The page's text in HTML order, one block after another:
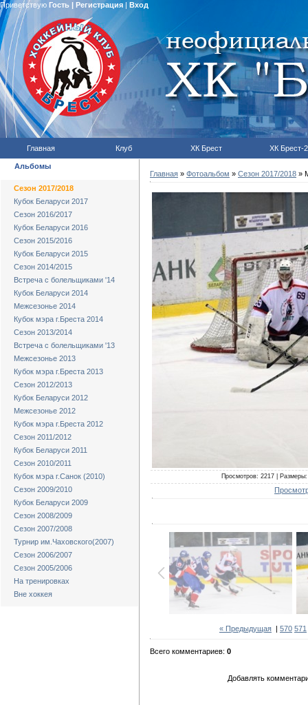
Приветствую Гость | Регистрация| Вход
Главная Клуб ХК Брест ХК Брест-2
Альбомы
Сезон 2017/2018
Кубок Беларуси 2017
Сезон 2016/2017
Кубок Беларуси 2016
Сезон 2015/2016
Кубок Беларуси 2015
Сезон 2014/2015
Встреча с болельщиками '14
Кубок Беларуси 2014
Межсезонье 2014
Кубок мэра г.Бреста 2014
Сезон 2013/2014
Встреча с болельщиками '13
Межсезонье 2013
Кубок мэра г.Бреста 2013
Сезон 2012/2013
Кубок Беларуси 2012
Межсезонье 2012
Кубок мэра г.Бреста 2012
Сезон 2011/2012
Кубок Беларуси 2011
Сезон 2010/2011
Кубок мэра г.Санок (2010)
Сезон 2009/2010
Кубок Беларуси 2009
Сезон 2008/2009
Сезон 2007/2008
Турнир им.Чаховского(2007)
Сезон 2006/2007
Сезон 2005/2006
На тренировках
Вне хоккея
Главная » Фотоальбом » Сезон 2017/2018 »
Просмотров: 2217 |
« Предыдущая | 570 571
Всего комментариев: 0
Добавлять